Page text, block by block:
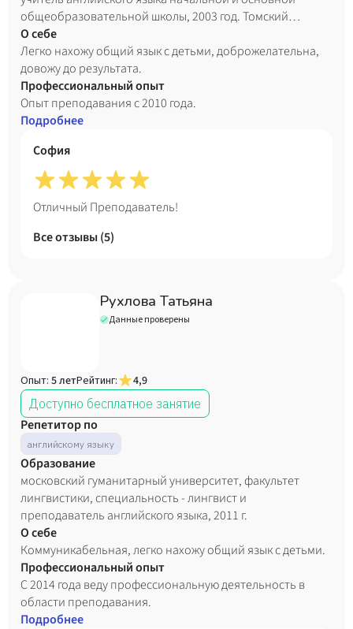
общеобразовательной школы, 2003 год. Томский
государственный педагогический университет,
факультет иностранных языков, специальность теория и
методика преподавания иностранных языков и культур,
2009 год.
О себе
Легко нахожу общий язык с детьми, доброжелательна,
довожу до результата.
Профессиональный опыт
Опыт преподавания с 2010 года.
Подробнее
София
Отличный Преподаватель!
Все отзывы (5)
Рухлова Татьяна
Данные проверены
Опыт: 5 летРейтинг:
4,9
Доступно бесплатное занятие
Репетитор по
английскому языку
Образование
московский гуманитарный университет, факультет
лингвистики, специальность - лингвист и
преподаватель английского языка, 2011 г.
О себе
Коммуникабельная, легко нахожу общий язык с детьми.
Профессиональный опыт
С 2014 года веду профессиональную деятельность в
области преподавания.
Подробнее